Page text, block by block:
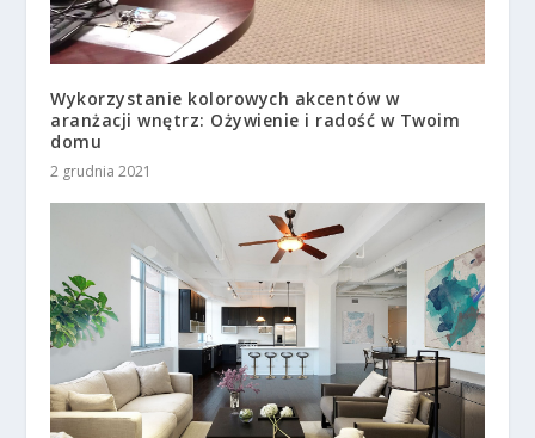
Wykorzystanie kolorowych akcentów w
aranżacji wnętrz: Ożywienie i radość w Twoim
domu
2 grudnia 2021